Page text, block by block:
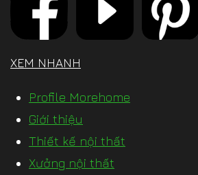
XEM NHANH
Profile Morehome
Giới thiệu
Thiết kế nội thất
Xưởng nội thất